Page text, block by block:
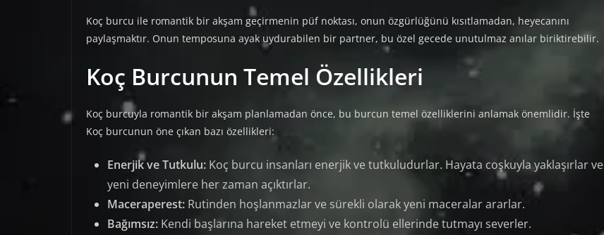
Koç burcu ile romantik bir akşam geçirmenin püf noktası, onun özgürlüğünü kısıtlamadan, heyecanını
paylaşmaktır. Onun temposuna ayak uydurabilen bir partner, bu özel gecede unutulmaz anılar biriktirebilir.
Koç Burcunun Temel Özellikleri
Koç burcuyla romantik bir akşam planlamadan önce, bu burcun temel özelliklerini anlamak önemlidir. İşte
Koç burcunun öne çıkan bazı özellikleri:
Enerjik ve Tutkulu: Koç burcu insanları enerjik ve tutkuludurlar. Hayata coşkuyla yaklaşırlar ve
yeni deneyimlere her zaman açıktırlar.
Maceraperest: Rutinden hoşlanmazlar ve sürekli olarak yeni maceralar ararlar.
Bağımsız: Kendi başlarına hareket etmeyi ve kontrolü ellerinde tutmayı severler.